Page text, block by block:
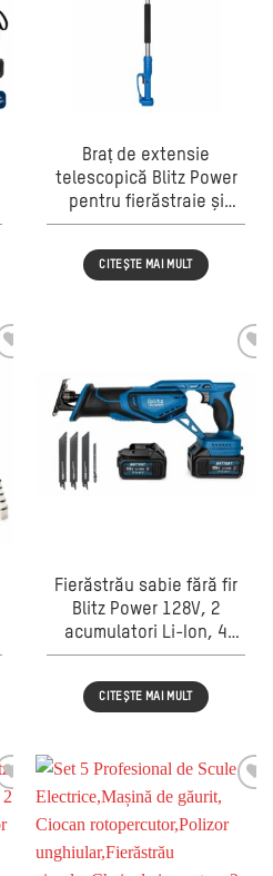
Braț de extensie
telescopică Blitz Power
pentru fierăstraie și
unelte electrice, lungime
reglabilă, sistem de
blocare rapidă, mâner
CITEȘTE MAI MULT
Fierăstrău sabie fără fir
Blitz Power 128V, 2
acumulatori Li-Ion, 4
pânze incluse, pentru
lemn, metal și PVC
CITEȘTE MAI MULT